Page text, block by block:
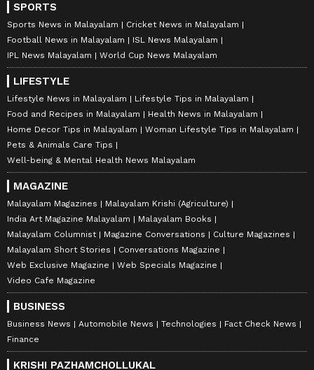
SPORTS
Sports News in Malayalam
Cricket News in Malayalam
Football News in Malayalam
ISL News Malayalam
IPL News Malayalam
World Cup News Malayalam
LIFESTYLE
Lifestyle News in Malayalam
Lifestyle Tips in Malayalam
Food and Recipes in Malayalam
Health News in Malayalam
Home Decor Tips in Malayalam
Woman Lifestyle Tips in Malayalam
Pets & Animals Care Tips
Well-being & Mental Health News Malayalam
MAGAZINE
Malayalam Magazines
Malayalam Krishi (Agriculture)
India Art Magazine Malayalam
Malayalam Books
Malayalam Columnist
Magazine Conversations
Culture Magazines
Malayalam Short Stories
Conversations Magazine
Web Exclusive Magazine
Web Specials Magazine
Video Cafe Magazine
BUSINESS
Business News Automobile News Technologies
Fact Check News
Finance
KRISHI PAZHAMCHOLLUKAL